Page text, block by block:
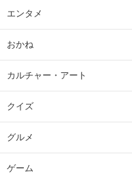
エンタメ
おかね
カルチャー・アート
クイズ
グルメ
ゲーム